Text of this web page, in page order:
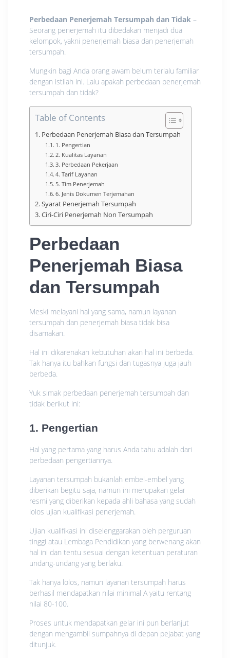
Perbedaan Penerjemah Tersumpah dan Tidak –
Seorang penerjemah itu dibedakan menjadi dua
kelompok, yakni penerjemah biasa dan penerjemah
tersumpah.
Mungkin bagi Anda orang awam belum terlalu familiar
dengan istilah ini. Lalu apakah perbedaan penerjemah
tersumpah dan tidak?
Table of Contents
Perbedaan Penerjemah Biasa dan Tersumpah
1. Pengertian
2. Kualitas Layanan
3. Perbedaan Pekerjaan
4. Tarif Layanan
5. Tim Penerjemah
6. Jenis Dokumen Terjemahan
Syarat Penerjemah Tersumpah
Ciri-Ciri Penerjemah Non Tersumpah
Perbedaan
Penerjemah Biasa
dan Tersumpah
Meski melayani hal yang sama, namun layanan
tersumpah dan penerjemah biasa tidak bisa
disamakan.
Hal ini dikarenakan kebutuhan akan hal ini berbeda.
Tak hanya itu bahkan fungsi dan tugasnya juga jauh
berbeda.
Yuk simak perbedaan penerjemah tersumpah dan
tidak berikut ini:
1. Pengertian
Hal yang pertama yang harus Anda tahu adalah dari
perbedaan pengertiannya.
Layanan tersumpah bukanlah embel-embel yang
diberikan begitu saja, namun ini merupakan gelar
resmi yang diberikan kepada ahli bahasa yang sudah
lolos ujian kualifikasi penerjemah.
Ujian kualifikasi ini diselenggarakan oleh perguruan
tinggi atau Lembaga Pendidikan yang berwenang akan
hal ini dan tentu sesuai dengan ketentuan peraturan
undang-undang yang berlaku.
Tak hanya lolos, namun layanan tersumpah harus
berhasil mendapatkan nilai minimal A yaitu rentang
nilai 80-100.
Proses untuk mendapatkan gelar ini pun berlanjut
dengan mengambil sumpahnya di depan pejabat yang
ditunjuk.